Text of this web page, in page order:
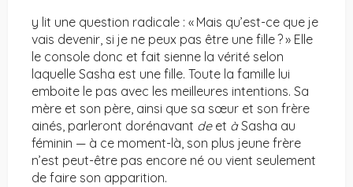
y lit une question radicale : « Mais qu’est-ce que je
vais devenir, si je ne peux pas être une fille ? » Elle
le console donc et fait sienne la vérité selon
laquelle Sasha est une fille. Toute la famille lui
emboite le pas avec les meilleures intentions. Sa
mère et son père, ainsi que sa sœur et son frère
ainés, parleront dorénavant de et àSasha au
féminin — à ce moment-là, son plus jeune frère
n’est peut-être pas encore né ou vient seulement
de faire son apparition.